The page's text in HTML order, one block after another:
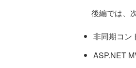
後編では、
非同期コン
ASP.NET